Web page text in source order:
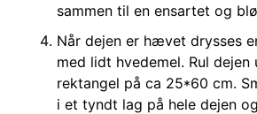
sammen til en ensartet og
Når dejen er hævet drysses
med lidt hvedemel. Rul
rektangel på ca 25*60 cm.
i et tyndt lag på hele dejen